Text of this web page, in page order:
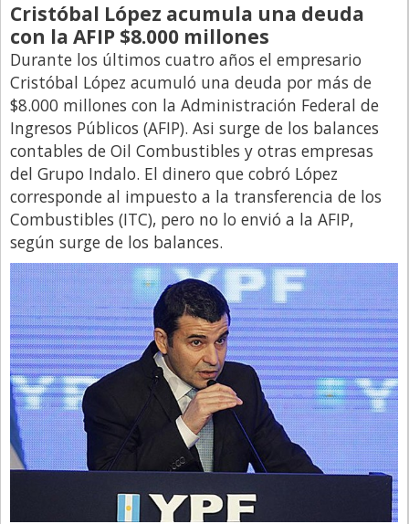
Cristóbal López acumula una deuda
con la AFIP $8.000 millones
Durante los últimos cuatro años el empresario
Cristóbal López acumuló una deuda por más de
$8.000 millones con la Administración Federal de
Ingresos Públicos (AFIP). Asi surge de los balances
contables de Oil Combustibles y otras empresas
del Grupo Indalo. El dinero que cobró López
corresponde al impuesto a la transferencia de los
Combustibles (ITC), pero no lo envió a la AFIP,
según surge de los balances.